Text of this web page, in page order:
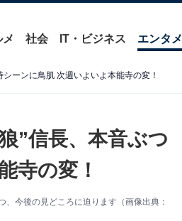
メ 社会 IT・ビジネス エンタメ
シーンに鳥肌 次週いよいよ本能寺の変！
”信長、本音ぶつ
寺の変！
今後の見どころに迫ります（画像出典：